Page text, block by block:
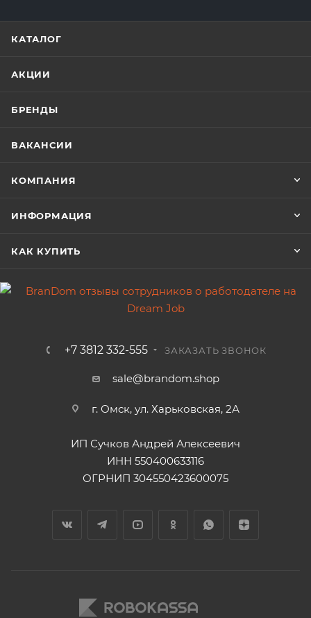
КАТАЛОГ
АКЦИИ
БРЕНДЫ
ВАКАНСИИ
КОМПАНИЯ
ИНФОРМАЦИЯ
КАК КУПИТЬ
+7 3812 332-555 ЗАКАЗАТЬ ЗВОНОК
sale@brandom.shop
г. Омск, ул. Харьковская, 2А
ИП Сучков Андрей Алексеевич
ИНН 550400633116
ОГРНИП 304550423600075